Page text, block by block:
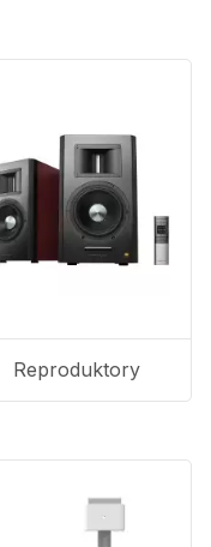
Reproduktory